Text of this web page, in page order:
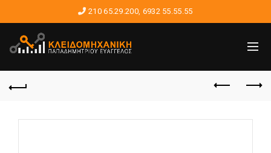
210 65.29.200, 6932 55.55.55